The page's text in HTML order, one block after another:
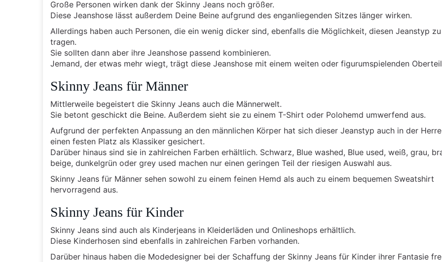
Große Personen wirken dank der Skinny Jeans noch größer.
Diese Jeanshose lässt außerdem Deine Beine aufgrund des enganliegenden Sitzes länger wirken.
Allerdings haben auch Personen, die ein wenig dicker sind, ebenfalls die Möglichkeit, diesen Jeanstyp zu
tragen.
Sie sollten dann aber ihre Jeanshose passend kombinieren.
Jemand, der etwas mehr wiegt, trägt diese Jeanshose mit einem weiten oder figurumspielenden
Skinny Jeans für Männer
Mittlerweile begeistert die Skinny Jeans auch die Männerwelt.
Sie betont geschickt die Beine. Außerdem sieht sie zu einem T-Shirt oder Polohemd umwerfend aus.
Aufgrund der perfekten Anpassung an den männlichen Körper hat sich dieser Jeanstyp auch in der
einen festen Platz als Klassiker gesichert.
Darüber hinaus sind sie in zahlreichen Farben erhältlich. Schwarz, Blue washed, Blue used, weiß, grau,
beige, dunkelgrün oder grey used machen nur einen geringen Teil der riesigen Auswahl aus.
Skinny Jeans für Männer sehen sowohl zu einem feinen Hemd als auch zu einem bequemen Sweatshirt
hervorragend aus.
Skinny Jeans für Kinder
Skinny Jeans sind auch als Kinderjeans in Kleiderläden und Onlineshops erhältlich.
Diese Kinderhosen sind ebenfalls in zahlreichen Farben vorhanden.
Darüber hinaus haben die Modedesigner bei der Schaffung der Skinny Jeans für Kinder ihrer Fantasie